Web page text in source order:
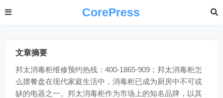
CorePress
文章摘要
邦太消毒柜维修预约热线：400-1865-909；邦太消毒柜怎
么摆餐盘在现代家庭生活中，消毒柜已成为厨房中不可或
缺的电器之一。邦太消毒柜作为市场上的知名品牌，以其